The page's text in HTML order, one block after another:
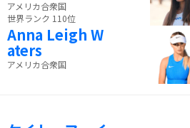
アメリカ合衆国
世界ランク 110位
Anna Leigh W
aters
アメリカ合衆国